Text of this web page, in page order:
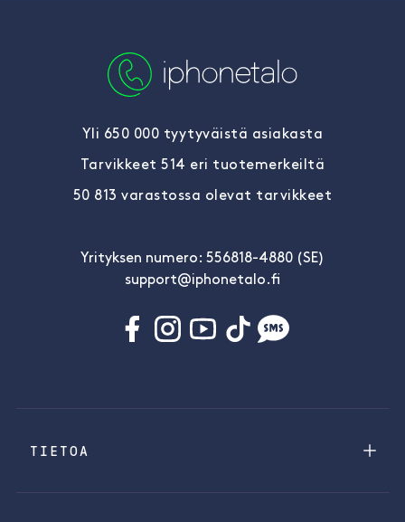
Yli 650 000 tyytyväistä asiakasta
Tarvikkeet 514 eri tuotemerkeiltä
50 813 varastossa olevat tarvikkeet
Yrityksen numero: 556818-4880 (SE)
support@iphonetalo.fi
TIETOA